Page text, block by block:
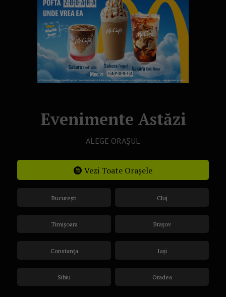
Evenimente Astăzi
ALEGE ORAȘUL
Vezi Toate Orașele
București
Timișoara
Constanța
Sibiu
Cluj
Brașov
Iași
Oradea